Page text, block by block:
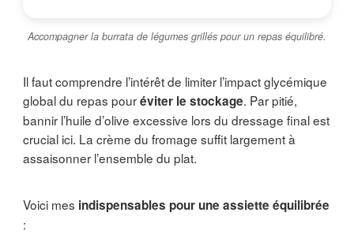
Accompagner la burrata de légumes grillés pour un repas équilibré.
Il faut comprendre l’intérêt de limiter l’impact glycémique
global du repas pouréviter le stockage. Par pitié,
bannir l’huile d’olive excessive lors du dressage final est
crucial ici. La crème du fromage suffit largement à
assaisonner l’ensemble du plat.
Voici mes indispensables pour une assiette équilibrée
: